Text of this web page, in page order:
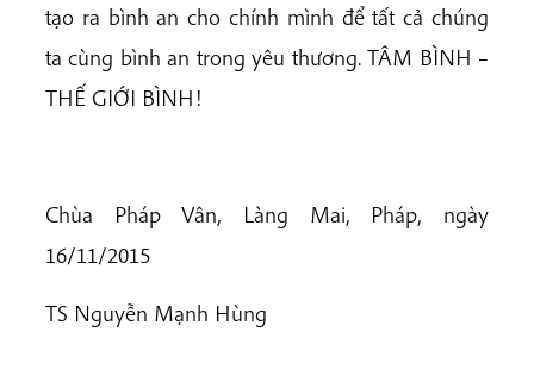
tạo ra bình an cho chính mình để tất cả chúng
ta cùng bình an trong yêu thương. TÂM BÌNH –
THẾ GIỚI BÌNH!
Chùa Pháp Vân, Làng Mai, Pháp, ngày
16/11/2015
TS Nguyễn Mạnh Hùng